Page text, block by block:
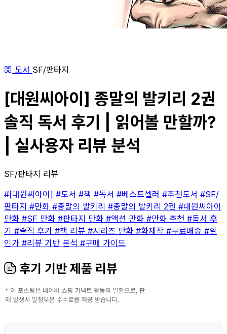
도서 SF/판타지
[대원씨아이] 종말의 발키리 2권
솔직 독서 후기 | 읽어볼 만할까?
| 실사용자 리뷰 분석
SF/판타지 리뷰
#[대원씨아이] #도서 #책 #독서 #베스트셀러 #추천도서 #SF/
판타지 #만화 #종말의 발키리 #종말의 발키리 2권 #대원씨아이
만화 #SF 만화 #판타지 만화 #액션 만화 #만화 추천 #독서 후
기 #솔직 후기 #책 리뷰 #시리즈 만화 #화제작 #무료배송 #할
인가 #리뷰 기반 분석 #구매 가이드
후기 기반 제품 리뷰